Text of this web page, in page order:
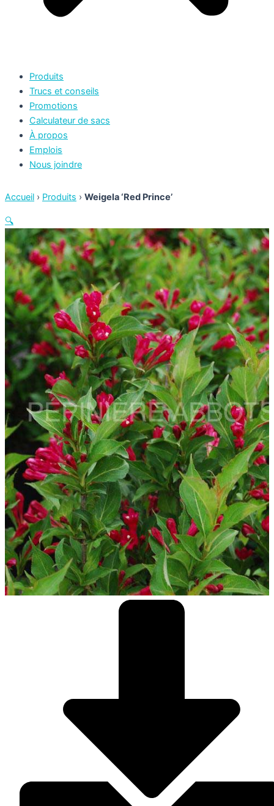
Produits
Trucs et conseils
Promotions
Calculateur de sacs
À propos
Emplois
Nous joindre
Accueil › Produits › Weigela ‘Red Prince’
🔍